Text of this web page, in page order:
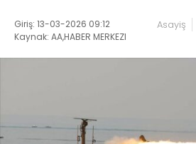
Giriş: 13-03-2026 09:12
Kaynak: AA,HABER MERKEZI
Asayiş